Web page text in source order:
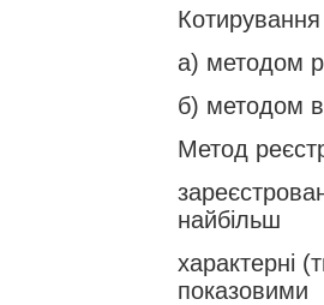
Котирування
а) методом
б) методом
Метод
найбільш
характерні
показовими